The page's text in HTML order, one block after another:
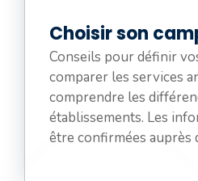
Choisir son
Conseils pour définir
comparer les services
comprendre les
établissements. Les
être confirmées auprès